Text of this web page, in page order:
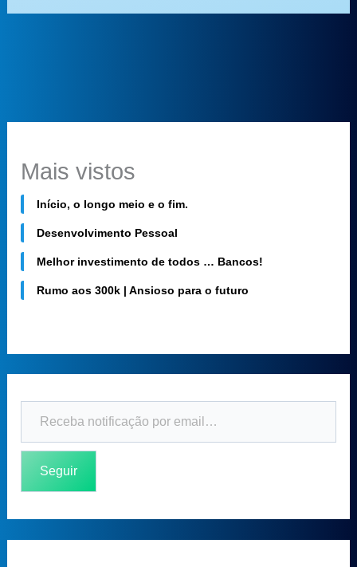
Mais vistos
Início, o longo meio e o fim.
Desenvolvimento Pessoal
Melhor investimento de todos … Bancos!
Rumo aos 300k | Ansioso para o futuro
Seguir